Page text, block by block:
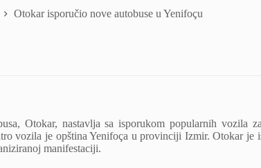
Otokar isporučio nove autobuse u Yenifoçu
Otokar, nastavlja sa isporukom popularnih vozila
vozila je opština Yenifoça u provinciji Izmir. Otokar je
manifestaciji.